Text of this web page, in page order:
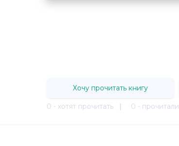
Хочу прочитать книгу
0 - хотят прочитать | 0 - прочитали